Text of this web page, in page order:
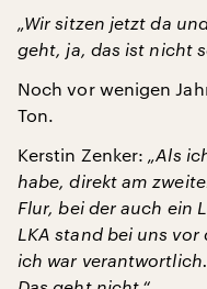
„Wir sitzen jetzt da
geht, ja, das ist nicht
Noch vor wenigen
Ton.
Kerstin Zenker: „Als
habe, direkt am
Flur, bei der auch ein
LKA stand bei uns vor
ich war